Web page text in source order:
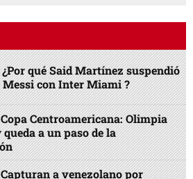
¿Por qué Said Martínez suspendió
Messi con Inter Miami ?
Copa Centroamericana: Olimpia
a un paso de la
Capturan a venezolano por